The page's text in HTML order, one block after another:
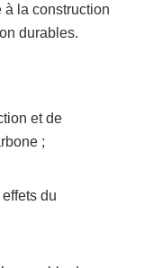
à la construction
durables.
et de
;
du